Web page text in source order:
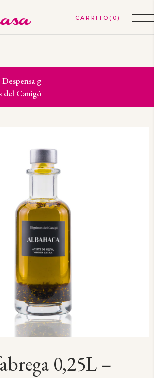
(0)
Despensa gourmet
del Canigó
0,25L –